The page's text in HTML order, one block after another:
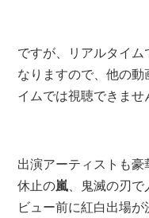
ですが、リアルタイ
なりますので、他の
イムでは視聴できませ
出演アーティストも
休止の嵐 、鬼滅の刃
ビュー前に紅白出場が